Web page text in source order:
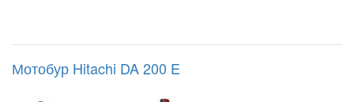
Мотобур Hitachi DA 200 E